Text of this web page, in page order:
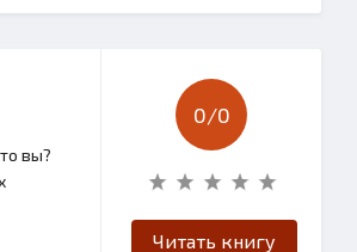
вы?
0/0
Читать книгу